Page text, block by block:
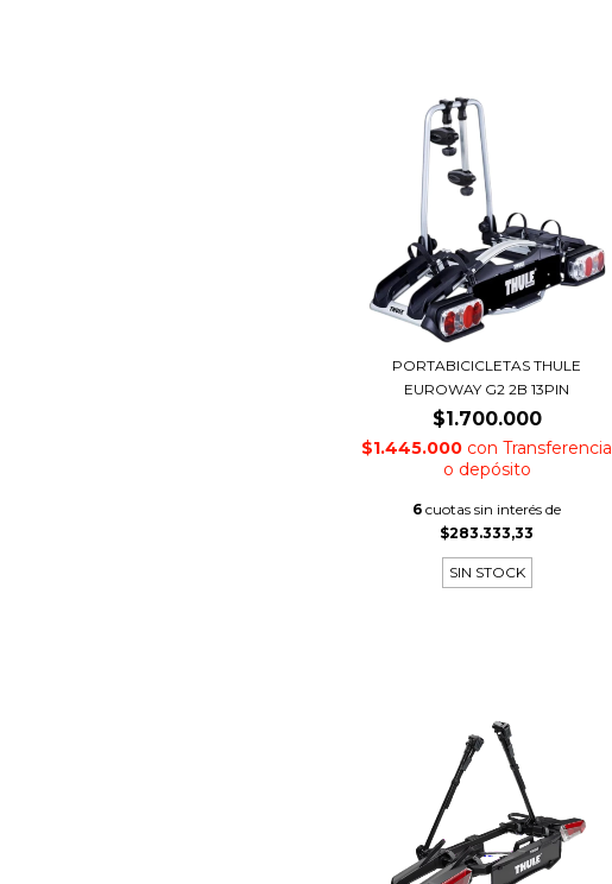
PORTABICICLETAS THULE
EUROWAY G2 2B 13PIN
$1.700.000
$1.445.000 con Transferencia
o depósito
6 cuotas sin interés de
$283.333,33
SIN STOCK